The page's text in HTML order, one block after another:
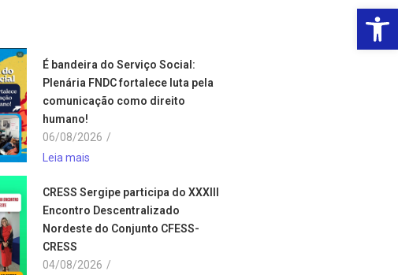
É bandeira do Serviço Social:
Plenária FNDC fortalece luta pela
comunicação como direito
humano!
06/08/2026 /
Leia mais
CRESS Sergipe participa do XXXIII
Encontro Descentralizado
Nordeste do Conjunto CFESS-
CRESS
04/08/2026 /